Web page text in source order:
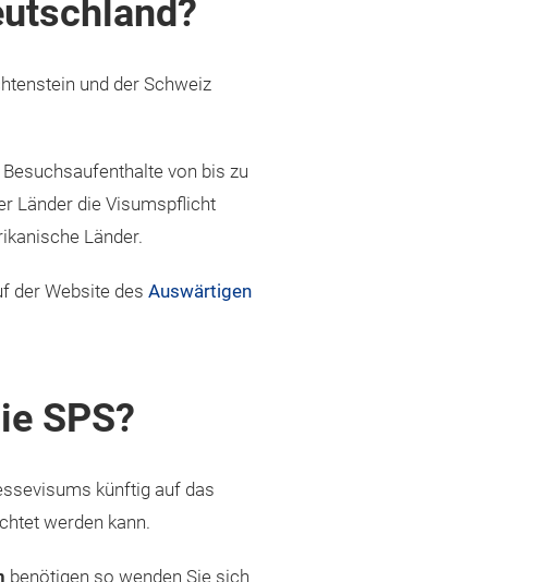
und der Schweiz
von bis zu
Länder die Visumspflicht
Länder.
der Website des Auswärtigen
SPS?
künftig auf das
werden kann.
benötigen so wenden Sie sich